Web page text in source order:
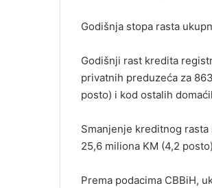
Godišnja stopa rasta
Godišnji rast kredita
privatnih preduzeća za
posto) i kod ostalih
Smanjenje kreditnog
25,6 miliona KM (4,2
Prema podacima CBBiH,